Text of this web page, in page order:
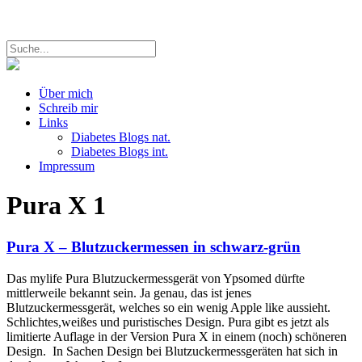
Über mich
Schreib mir
Links
Diabetes Blogs nat.
Diabetes Blogs int.
Impressum
Pura X 1
Pura X – Blutzuckermessen in schwarz-grün
Das mylife Pura Blutzuckermessgerät von Ypsomed dürfte
mittlerweile bekannt sein. Ja genau, das ist jenes
Blutzuckermessgerät, welches so ein wenig Apple like aussieht.
Schlichtes,weißes und puristisches Design. Pura gibt es jetzt als
limitierte Auflage in der Version Pura X in einem (noch) schöneren
Design. In Sachen Design bei Blutzuckermessgeräten hat sich in